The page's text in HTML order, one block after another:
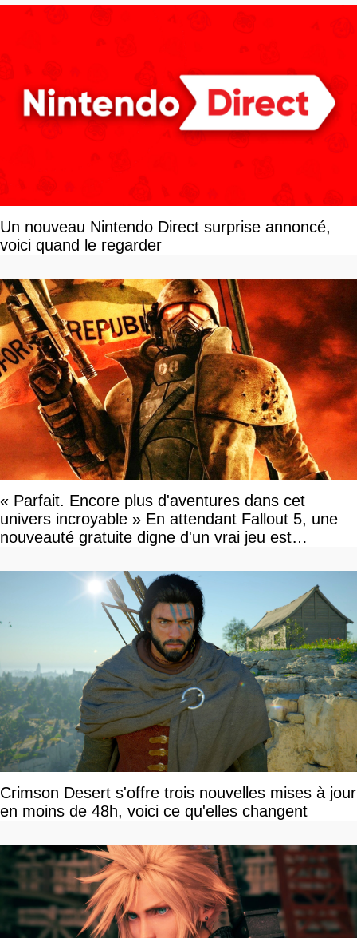
Un nouveau Nintendo Direct surprise annoncé,
voici quand le regarder
« Parfait. Encore plus d'aventures dans cet
univers incroyable » En attendant Fallout 5, une
nouveauté gratuite digne d'un vrai jeu est
Crimson Desert s'offre trois nouvelles mises à jour
en moins de 48h, voici ce qu'elles changent